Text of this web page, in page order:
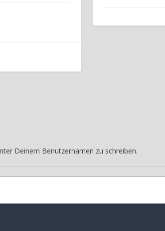
Deinem Benutzernamen zu schreiben.